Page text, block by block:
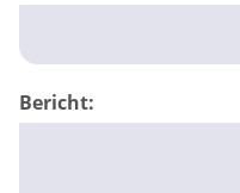
Bericht: